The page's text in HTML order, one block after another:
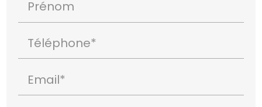
Prénom
Téléphone*
Email*